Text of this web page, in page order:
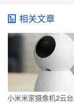
相关文章